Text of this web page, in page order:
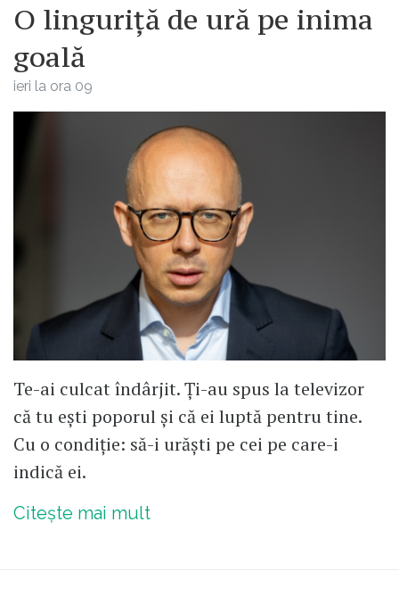
O linguriță de ură pe inima
goală
ieri la ora 09
Te-ai culcat îndârjit. Ți-au spus la televizor
că tu ești poporul și că ei luptă pentru tine.
Cu o condiție: să-i urăști pe cei pe care-i
indică ei.
Citește mai mult